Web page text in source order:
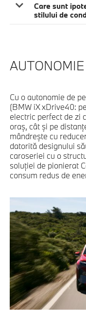
Care sunt
stilului de
Cu o autonomie de
(BMW iX xDrive40:
electric perfect de zi
oraş, cât şi pe
mândreşte cu
datorită designului
caroseriei cu o
soluţiei de pionierat
consum redus de